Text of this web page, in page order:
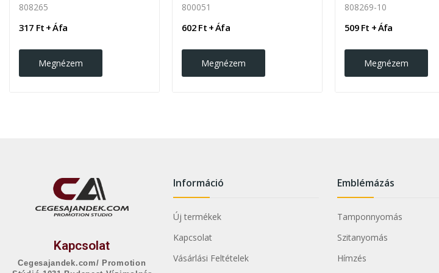
808265
317 Ft + Áfa
Megnézem
800051
602 Ft + Áfa
Megnézem
808269-10
509 Ft + Áfa
Megnézem
Kapcsolat
Cegesajandek.com/ Promotion
Információ
Új termékek
Kapcsolat
Vásárlási Feltételek
Emblémázás
Tamponnyomás
Szitanyomás
Hímzés